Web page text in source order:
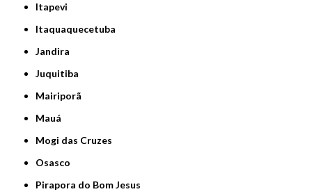
Itapevi
Itaquaquecetuba
Jandira
Juquitiba
Mairiporã
Mauá
Mogi das Cruzes
Osasco
Pirapora do Bom Jesus